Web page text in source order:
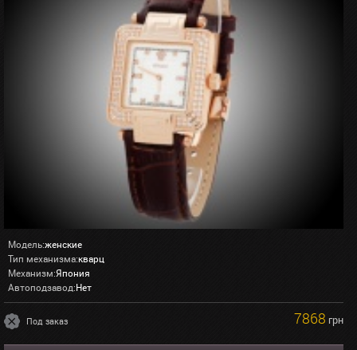
Модель:женские
Тип механизма:кварц
Механизм:Япония
Автоподзавод:Нет
Под заказ 7868 грн